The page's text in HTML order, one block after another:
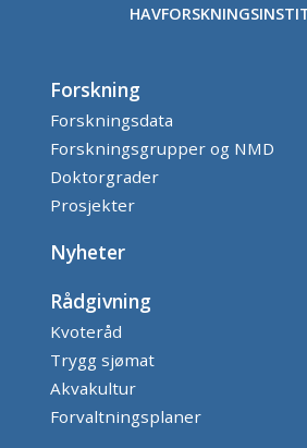
Forskning
Forskningsdata
Forskningsgrupper og NMD
Doktorgrader
Prosjekter
Nyheter
Rådgivning
Kvoteråd
Trygg sjømat
Akvakultur
Forvaltningsplaner